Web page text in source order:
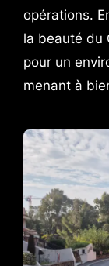
opérations.
la beauté du
pour un
menant à